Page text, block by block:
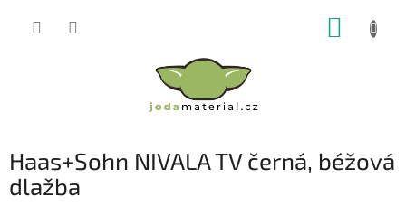
Haas+Sohn NIVALA TV černá, béžová
dlažba